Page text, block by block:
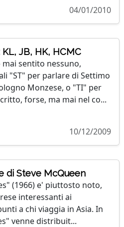
04/01/2010
JB, HK, HCMC
sentito nessuno,
"ST" per parlare di Settimo
Monzese, o "TI" per
forse, ma mai nel co...
10/12/2009
di Steve McQueen
(1966) e' piuttosto noto,
interessanti ai
a chi viaggia in Asia. In
venne distribuit...